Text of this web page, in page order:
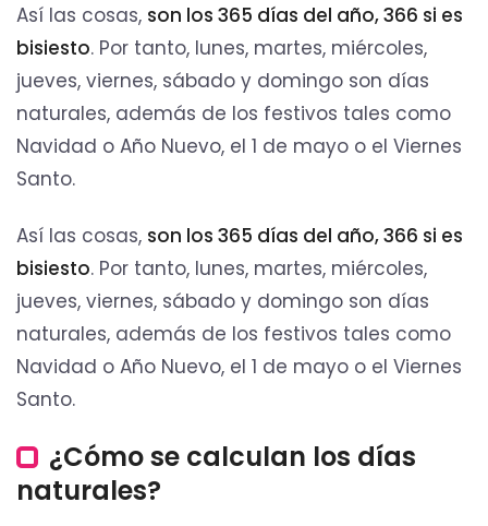
Así las cosas, son los 365 días del año, 366 si es
bisiesto. Por tanto, lunes, martes, miércoles,
jueves, viernes, sábado y domingo son días
naturales, además de los festivos tales como
Navidad o Año Nuevo, el 1 de mayo o el Viernes
Santo.
Así las cosas, son los 365 días del año, 366 si es
bisiesto. Por tanto, lunes, martes, miércoles,
jueves, viernes, sábado y domingo son días
naturales, además de los festivos tales como
Navidad o Año Nuevo, el 1 de mayo o el Viernes
Santo.
¿Cómo se calculan los días
naturales?